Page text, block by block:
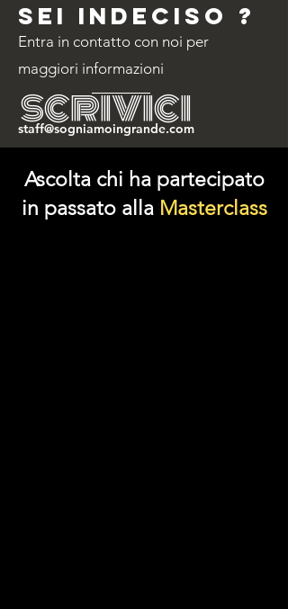
sei indeciso ?
Entra in contatto con noi per
maggiori informazioni
staff@sogniamoingrande.com
scrivici
Ascolta chi ha partecipato
in passato alla Masterclass